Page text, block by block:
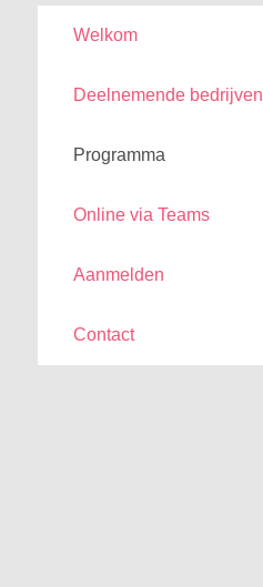
Welkom
Deelnemende bedrijven
Programma
Online via Teams
Aanmelden
Contact